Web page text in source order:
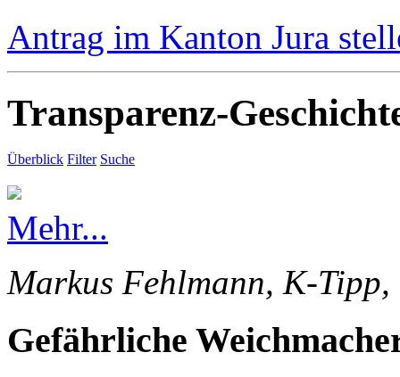
Antrag im Kanton Jura
Transparenz-
Überblick Filter Suche
Mehr...
Markus Fehlmann, K-Tipp,
Gefährliche